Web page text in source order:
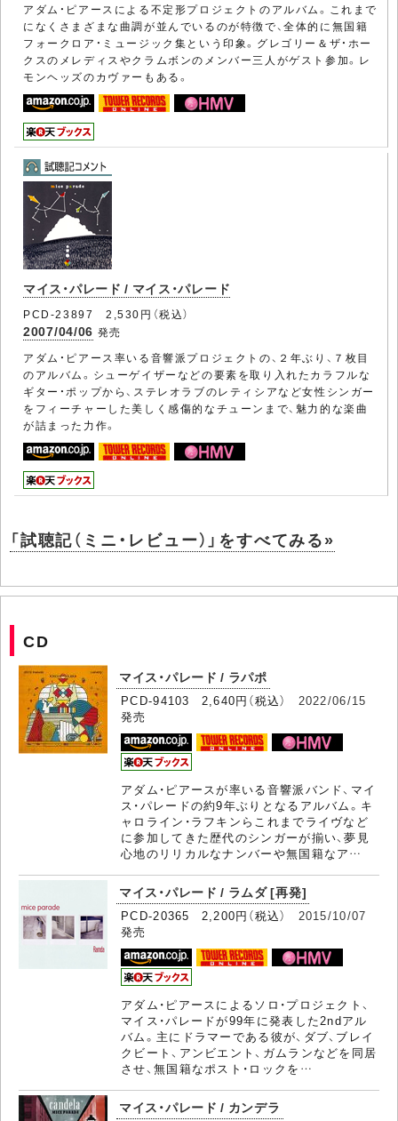
アダム・ピアースによる不定形プロジェクトのアルバム。これまで
になくさまざまな曲調が並んでいるのが特徴で、全体的に無国籍
フォークロア・ミュージック集という印象。グレゴリー＆ザ・ホー
クスのメレディスやクラムボンのメンバー三人がゲスト参加。レ
モンヘッズのカヴァーもある。
マイス・パレード / マイス・パレード
PCD-23897 2,530円（税込）
2007/04/06 発売
アダム・ピアース率いる音響派プロジェクトの、２年ぶり、７枚目
のアルバム。シューゲイザーなどの要素を取り入れたカラフルな
ギター・ポップから、ステレオラブのレティシアなど女性シンガー
をフィーチャーした美しく感傷的なチューンまで、魅力的な楽曲
が詰まった力作。
「試聴記（ミニ・レビュー）」をすべてみる»
CD
マイス・パレード / ラパポ
PCD-94103 2,640円（税込） 2022/06/15
発売
アダム・ピアースが率いる音響派バンド、マイ
ス・パレードの約9年ぶりとなるアルバム。キ
ャロライン・ラフキンらこれまでライヴなど
に参加してきた歴代のシンガーが揃い、夢見
心地のリリカルなナンバーや無国籍なア…
マイス・パレード / ラムダ [再発]
PCD-20365 2,200円（税込） 2015/10/07
発売
アダム・ピアースによるソロ・プロジェクト、
マイス・パレードが99年に発表した2ndアル
バム。主にドラマーである彼が、ダブ、ブレイ
クビート、アンビエント、ガムランなどを同居
させ、無国籍なポスト・ロックを…
マイス・パレード / カンデラ